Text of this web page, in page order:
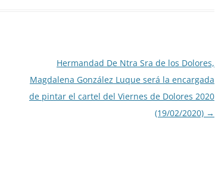
Hermandad De Ntra Sra de los Dolores,
Magdalena González Luque será la encargada
de pintar el cartel del Viernes de Dolores 2020
(19/02/2020) →